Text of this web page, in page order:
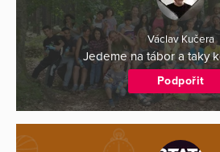
Václav Kučera
Jedeme na tábor a taky
Podpořit